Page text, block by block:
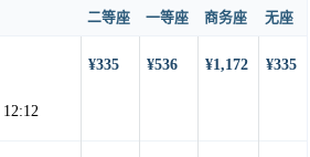
二等座 一等座 商务座 无座
12:12
¥335 ¥536 ¥1,172 ¥335